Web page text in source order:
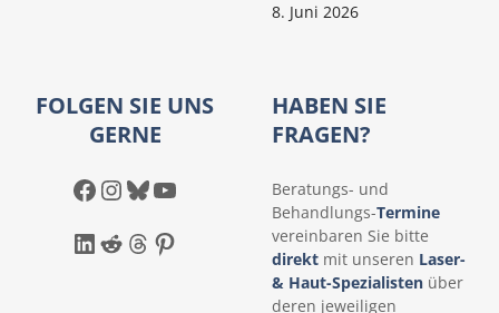
8. Juni 2026
FOLGEN SIE UNS
GERNE
Facebook InstagramBluesky YouTube
LinkedIn Reddit Threads Pinterest
HABEN SIE
FRAGEN?
Beratungs- und
Behandlungs-Termine
vereinbaren Sie bitte
direkt mit unseren Laser-
& Haut-Spezialisten über
deren jeweiligen